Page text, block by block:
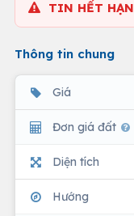
TIN HẾT HẠN
Thông tin chung
Giá
Đơn giá đất
Diện tích
Hướng